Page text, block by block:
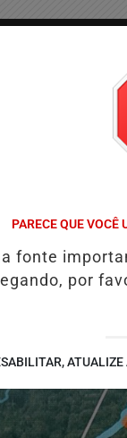
PARECE QUE VOCÊ
fonte
por